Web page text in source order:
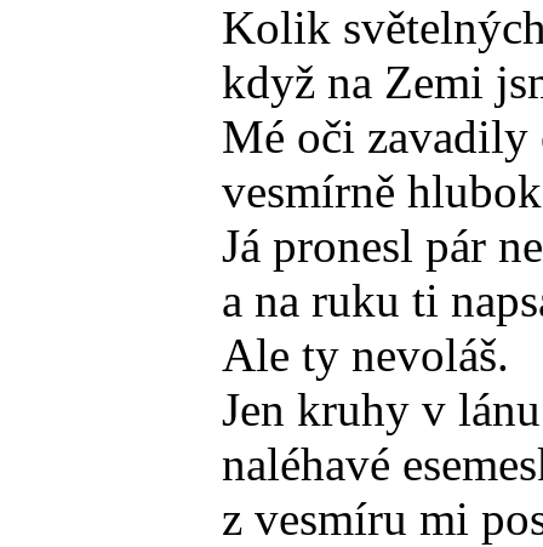
Kolik
když na Zemi
Mé oči zavadily
vesmírně
Já pronesl pár
a na ruku ti
Ale ty nevoláš.
Jen kruhy v
naléhavé
z vesmíru mi